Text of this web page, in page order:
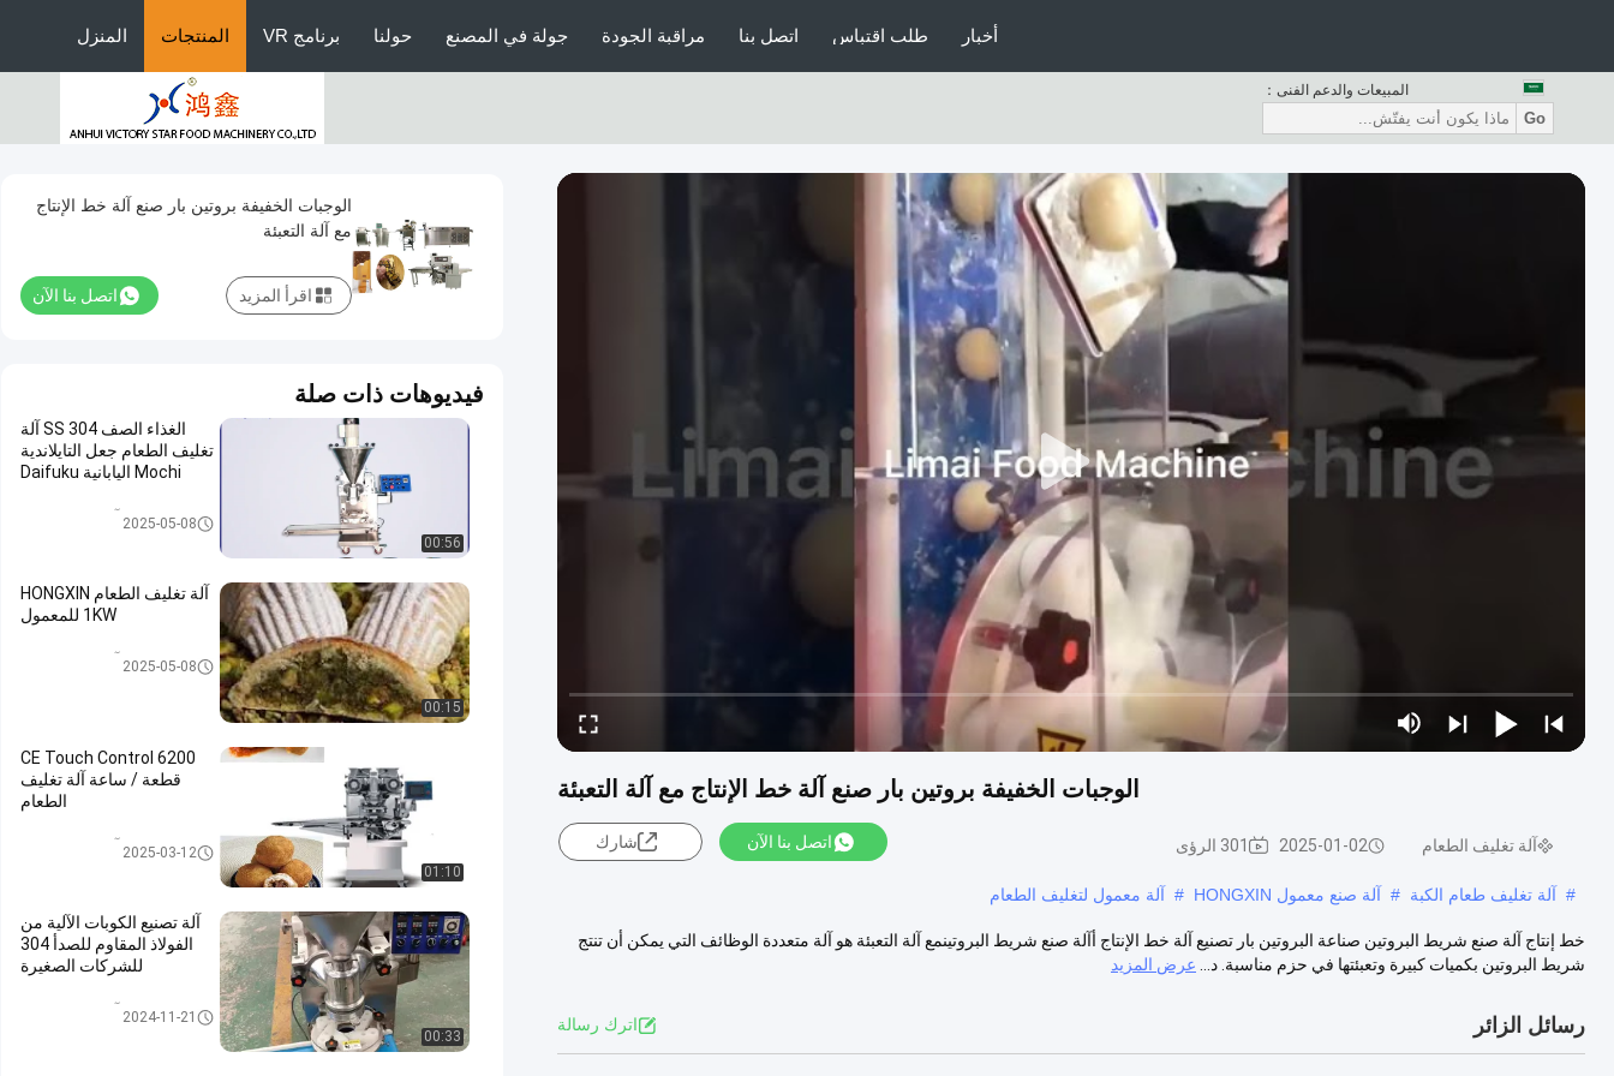
المنزل المنتجات برنامج VR حولنا جولة في المصنع مراقبة الجودة اتصل بنا طلب اقتباس أخبار
المبيعات والدعم الفنى：
Go
الوجبات الخفيفة بروتين بار صنع آلة خط الإنتاج مع آلة التعبئة
آلة تغليف الطعام 2025-01-02 301 الرؤى اتصل بنا الآن شارك
# آلة تغليف طعام الكبة # آلة صنع معمول HONGXIN # آلة معمول لتغليف الطعام
خط إنتاج آلة صنع شريط البروتين صناعة البروتين بار تصنيع آلة خط الإنتاج أآلة صنع شريط البروتينمع آلة التعبئة هو آلة متعددة الوظائف التي يمكن أن تنتج
شريط البروتين بكميات كبيرة وتعبئتها في حزم مناسبة. د...
عرض المزيد
رسائل الزائر اترك رسالة
الوجبات الخفيفة بروتين بار صنع آلة خط الإنتاج
مع آلة التعبئة
اتصل بنا الآن اقرأ المزيد
فيديوهات ذات صلة
00:56
الغذاء الصف 304 SS آلة
تغليف الطعام جعل التايلاندية
Mochi اليابانية Daifuku
2025-05-08
00:15
آلة تغليف الطعام HONGXIN
1KW للمعمول
2025-05-08
01:10
CE Touch Control 6200
قطعة / ساعة آلة تغليف
الطعام
2025-03-12
00:33
آلة تصنيع الكوبات الآلية من
الفولاذ المقاوم للصدأ 304
للشركات الصغيرة
2024-11-21